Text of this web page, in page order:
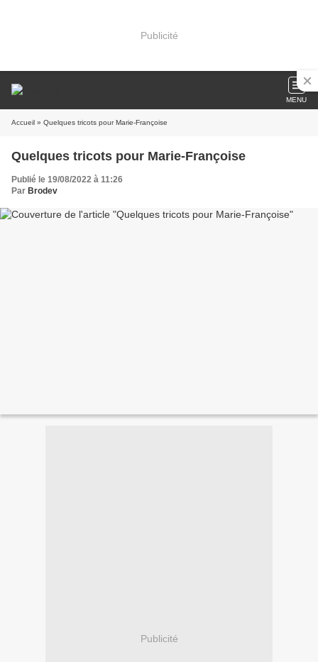
Publicité
MENU
Accueil » Quelques tricots pour Marie-Françoise
Quelques tricots pour Marie-Françoise
Publié le 19/08/2022 à 11:26
Par Brodev
Publicité